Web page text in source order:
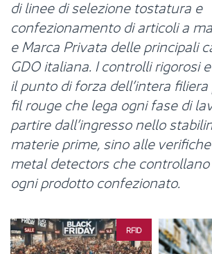
di linee di selezione tostatura e
confezionamento di articoli a
e Marca Privata delle principali
GDO italiana. I controlli rigorosi
il punto di forza dell’intera
fil rouge che lega ogni fase di
partire dall’ingresso nello
materie prime, sino alle
metal detectors che
ogni prodotto confezionato.
RFID